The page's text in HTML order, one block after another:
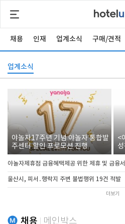
채용 인재 업계소식 구매/견적
업계소식
야놀자17주년 기념 야놀자 통합발
주센터 할인 프로모션 진행
<
야놀자제휴점 금융혜택제공 위한 제휴 및 금융
울산시, 피서․행락지 주변 불법행위 19건 적발
더보기
채용 메인박스